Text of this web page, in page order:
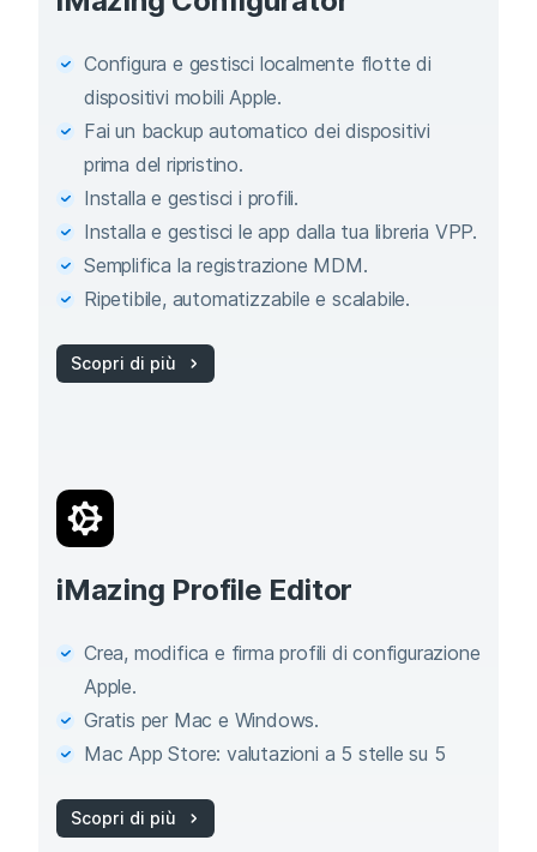
Configura e gestisci localmente flotte di
dispositivi mobili Apple.
Fai un backup automatico dei dispositivi
prima del ripristino.
Installa e gestisci i profili.
Installa e gestisci le app dalla tua libreria VPP.
Semplifica la registrazione MDM.
Ripetibile, automatizzabile e scalabile.
Scopri di più
iMazing Profile Editor
Crea, modifica e firma profili di configurazione
Apple.
Gratis per Mac e Windows.
Mac App Store: valutazioni a 5 stelle su 5
Scopri di più